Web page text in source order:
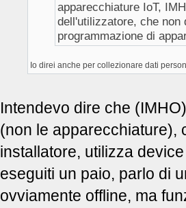
apparecchiature IoT,
dell'utilizzatore, che non
programmazione di
Io direi anche per collezionare dati
Intendevo dire che
(non le apparecchiature),
installatore, utilizza
eseguiti un paio, parlo di
ovviamente offline, ma